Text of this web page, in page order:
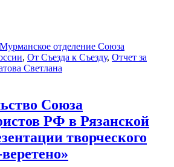
Мурманское отделение Союза
, От Съезда к Съезду, Отчет за
Светлана
Союза
РФ в Рязанской
творческого